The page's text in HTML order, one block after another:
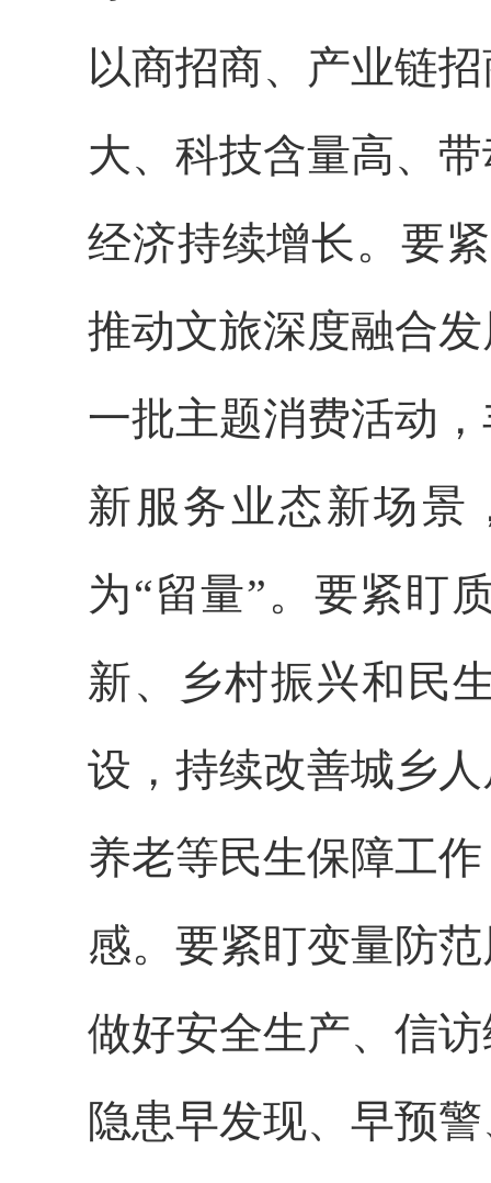
以商招商、产业链
大、科技含量高、
经济持续增长。 要
推动文旅深度融合
一批主题消费活动，
新服务业态新场景
为“留量”。 要紧盯
新、乡村振兴和民
设，持续改善城乡
养老等民生保障工
感。 要紧盯变量防
做好安全生产、信
隐患早发现、早预